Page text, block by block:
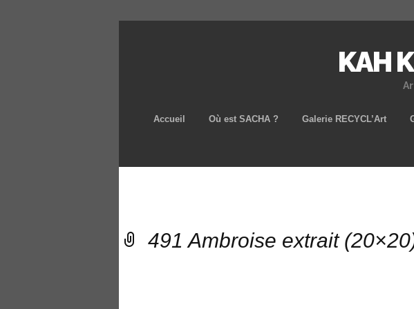
KAH
Accueil Où est SACHA ? Galerie RECYCL’Art
491 Ambroise extrait